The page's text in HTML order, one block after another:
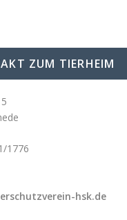
ZUM TIERHEIM
1776
hsk.de